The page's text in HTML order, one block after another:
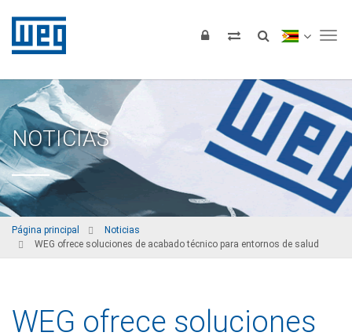
NOTICIAS
Página principal
Noticias
WEG ofrece soluciones de acabado técnico para entornos de salud
WEG ofrece soluciones